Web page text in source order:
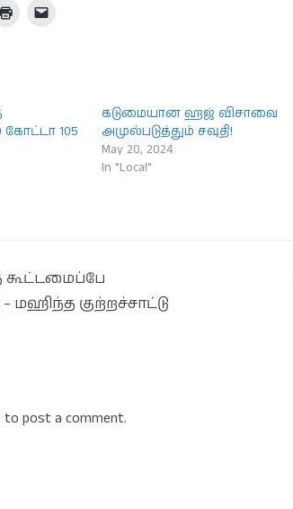
105
கடுமையான ஹஜ் விசாவை
அமுல்படுத்தும் சவுதி!
May 20, 2024
In "Local"
கூட்டமைப்பே
– மஹிந்த குற்றச்சாட்டு
to post a comment.